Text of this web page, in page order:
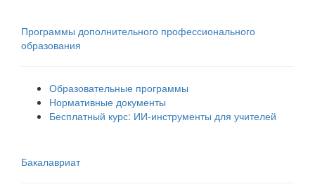
Программы дополнительного профессионального
образования
Образовательные программы
Нормативные документы
Бесплатный курс: ИИ‑инструменты для учителей
Бакалавриат